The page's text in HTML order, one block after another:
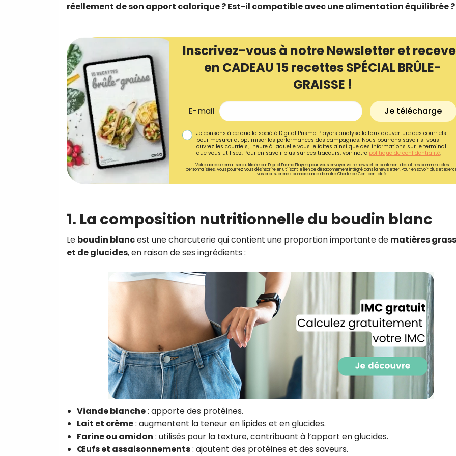
réellement de son apport calorique ? Est-il compatible avec une alimentation équilibrée ?
Inscrivez-vous à notre Newsletter et
en CADEAU 15 recettes SPÉCIAL BRÛLE-
GRAISSE !
E-mail Je télécharge
Je consens à ce que la société Digital Prisma Players analyse le taux d'ouverture des courriels
pour mesurer et optimiser les performances des campagnes. Nous pourrons savoir si vous
ouvrez les courriels, l'heure à laquelle vous le faites ainsi que des informations sur le terminal
que vous utilisez. Pour en savoir plus sur ces traceurs, voir notre politique de confidentialité.
Votre adresse email sera utilisée par Digital Prisma Playerspour vous envoyer votre newsletter contenant des offres commerciales
personnalisées. Vous pourrez vous désinscrire en utilisant le lien de désabonnement intégré dans la newsletter. Pour en savoir plus et
vos droits, prenez connaissance de notreCharte de Confidentialité.
1. La composition nutritionnelle du boudin blanc
Le boudin blancest une charcuterie qui contient une proportion importante de matières
et de glucides, en raison de ses ingrédients :
Viande blanche: apporte des protéines.
Lait et crème: augmentent la teneur en lipides et en glucides.
Farine ou amidon : utilisés pour la texture, contribuant à l’apport en glucides.
Œufs et assaisonnements: ajoutent des protéines et des saveurs.
Recevez gratuitement
!
Ainsi que la newsletter
Je consens à ce que la société
Prisma Players analyse le taux
des courriels pour mesurer et
performances des campagnes.
pourrons savoir si vous ouvrez les
l'heure à laquelle vous le faites ainsi
Je reçois mon cadeau !